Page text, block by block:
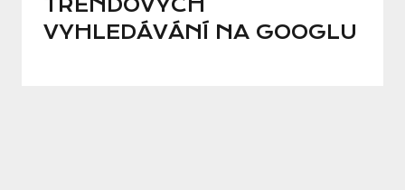
TRENDOVÝCH
VYHLEDÁVÁNÍ NA GOOGLU